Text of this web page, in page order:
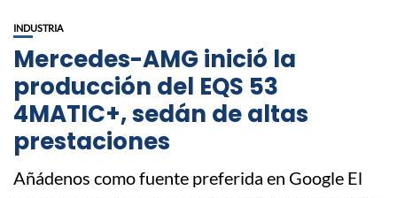
INDUSTRIA
Mercedes-AMG inició la
producción del EQS 53
4MATIC+, sedán de altas
prestaciones
Añádenos como fuente preferida en Google El